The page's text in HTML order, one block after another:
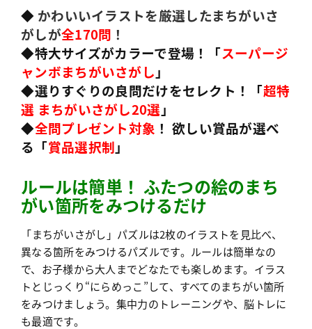
◆ かわいいイラストを厳選したまちがいさ
がしが全170問 ！
◆特大サイズがカラーで登場！「スーパージ
ャンボまちがいさがし 」
◆選りすぐりの良問だけをセレクト！「超特
選 まちがいさがし20選 」
◆全問プレゼント対象 ！ 欲しい賞品が選べ
る「賞品選択制」
ルールは簡単！ ふたつの絵のまち
がい箇所をみつけるだけ
「まちがいさがし」パズルは2枚のイラストを見比べ、
異なる箇所をみつけるパズルです。ルールは簡単なの
で、お子様から大人までどなたでも楽しめます。イラス
トとじっくり“にらめっこ”して、すべてのまちがい箇所
をみつけましょう。集中力のトレーニングや、脳トレに
も最適です。